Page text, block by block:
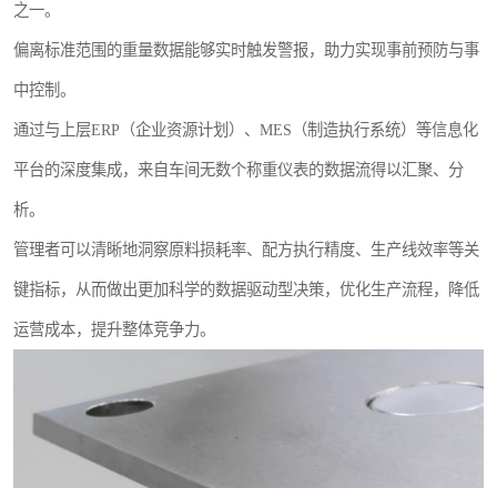
之一。
偏离标准范围的重量数据能够实时触发警报，助力实现事前预防与事
中控制。
通过与上层ERP（企业资源计划）、MES（制造执行系统）等信息化
平台的深度集成，来自车间无数个称重仪表的数据流得以汇聚、分
析。
管理者可以清晰地洞察原料损耗率、配方执行精度、生产线效率等关
键指标，从而做出更加科学的数据驱动型决策，优化生产流程，降低
运营成本，提升整体竞争力。